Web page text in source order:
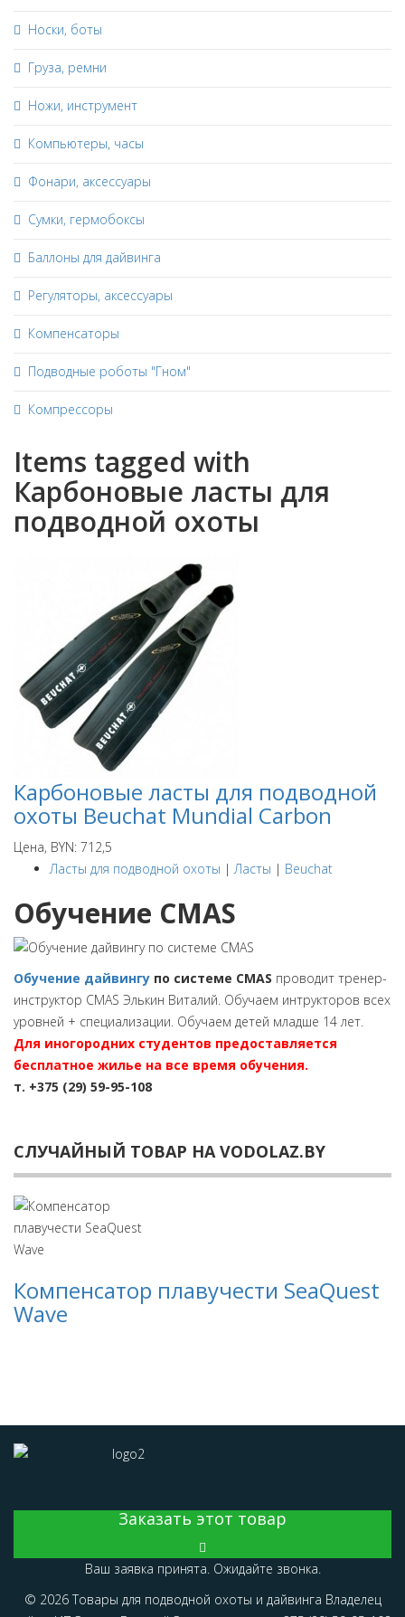
Носки, боты
Груза, ремни
Ножи, инструмент
Компьютеры, часы
Фонари, аксессуары
Сумки, гермобоксы
Баллоны для дайвинга
Регуляторы, аксессуары
Компенсаторы
Подводные роботы "Гном"
Компрессоры
Items tagged with
Карбоновые ласты для
подводной охоты
Карбоновые ласты для подводной
охоты Beuchat Mundial Carbon
Цена, BYN: 712,5
Ласты для подводной охоты |Ласты | Beuchat
Обучение CMAS
Обучение дайвингу по системе CMAS проводит тренер-
инструктор CMAS Элькин Виталий. Обучаем интрукторов всех
уровней + специализации. Обучаем детей младше 14 лет.
Для иногородних студентов предоставляется
бесплатное жилье на все время обучения.
т. +375 (29) 59-95-108
СЛУЧАЙНЫЙ ТОВАР НА VODOLAZ.BY
Компенсатор плавучести SeaQuest
Wave
Заказать этот товар
Ваш заявка принята. Ожидайте звонка.
© 2026 Товары для подводной охоты и дайвинга Владелец